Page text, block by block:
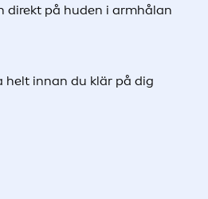
direkt på huden i armhålan
helt innan du klär på dig